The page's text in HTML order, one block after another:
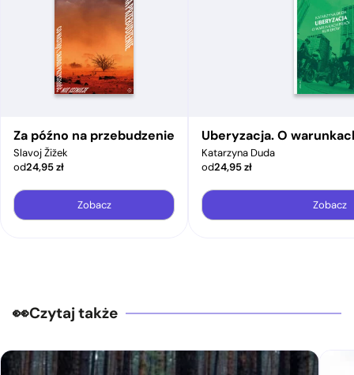
Za późno na przebudzenie
Slavoj Žižek
od24,95zł
Zobacz
Uberyzacja. O
Katarzyna Duda
od24,95zł
Zobacz
Czytaj także